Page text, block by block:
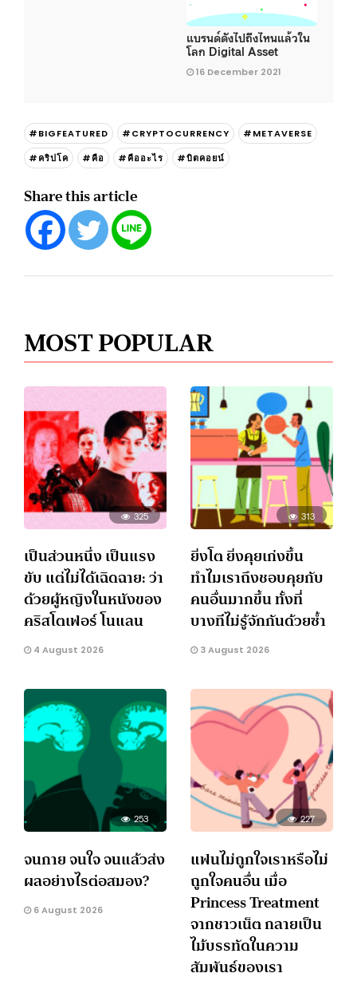
แบรนด์ดังไปถึงไหนแล้วใน
โลก Digital Asset
16 December 2021
#BIGFEATURED #CRYPTOCURRENCY
#METAVERSE
#คริปโค
#คือ #คืออะไร #บิตคอยน์
Share this article
MOST POPULAR
325
เป็นส่วนหนึ่ง เป็นแรง
ขับ แต่ไม่ได้เฉิดฉาย: ว่า
ด้วยผู้หญิงในหนังของ
คริสโตเฟอร์ โนแลน
4 August 2026
313
ยิ่งโต ยิ่งคุยเก่งขึ้น
ทำไมเราถึงชอบคุยกับ
คนอื่นมากขึ้น ทั้งที่
บางทีไม่รู้จักกันด้วยซ้ำ
3 August 2026
253
จนกาย จนใจ จนแล้วส่ง
ผลอย่างไรต่อสมอง?
6 August 2026
227
แฟนไม่ถูกใจเราหรือไม่
ถูกใจคนอื่น เมื่อ
Princess Treatment
จากชาวเน็ต กลายเป็น
ไม้บรรทัดในความ
สัมพันธ์ของเรา